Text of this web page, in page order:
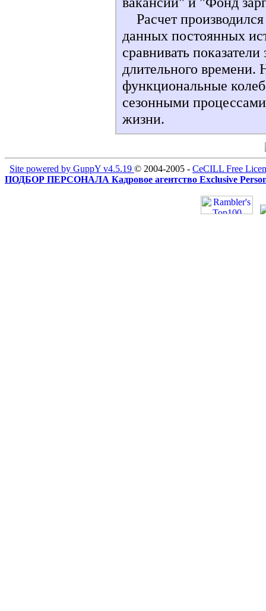
Расчет
данных постоянных
сравнивать
длительного времени.
функциональные
сезонными
жизни.
Site powered by GuppY v4.5.19 © 2004-2005 - CeCILL Free
ПОДБОР ПЕРСОНАЛА Кадровое агентство Exclusive